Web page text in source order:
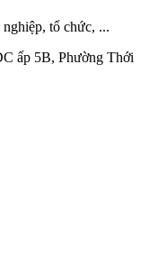
tổ chức, ...
ấp 5B, Phường Thới